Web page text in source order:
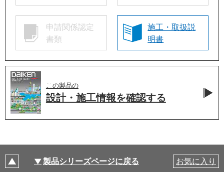
申請関係認定
書類
施工・取扱説
明書
この製品の
設計・施工情報を確認する
製品シリーズページに戻る お気に入り